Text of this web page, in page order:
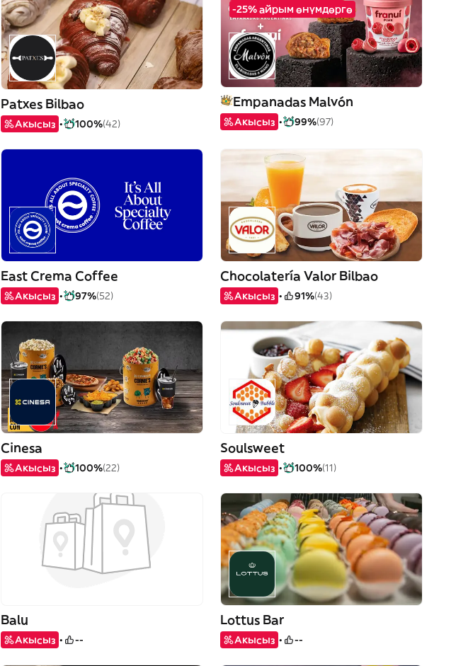
Patxes Bilbao
Акысыз 100%(42)
-25% айрым өнүмдөргө
Empanadas Malvón
Акысыз 99%(97)
East Crema Coffee
Акысыз 97%(52)
Chocolatería Valor Bilbao
Акысыз 91%(43)
Cinesa
Акысыз 100%(22)
Soulsweet
Акысыз 100%(11)
Balu
Акысыз --
Lottus Bar
Акысыз --